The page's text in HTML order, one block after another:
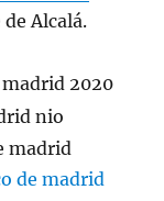
Alcalá.